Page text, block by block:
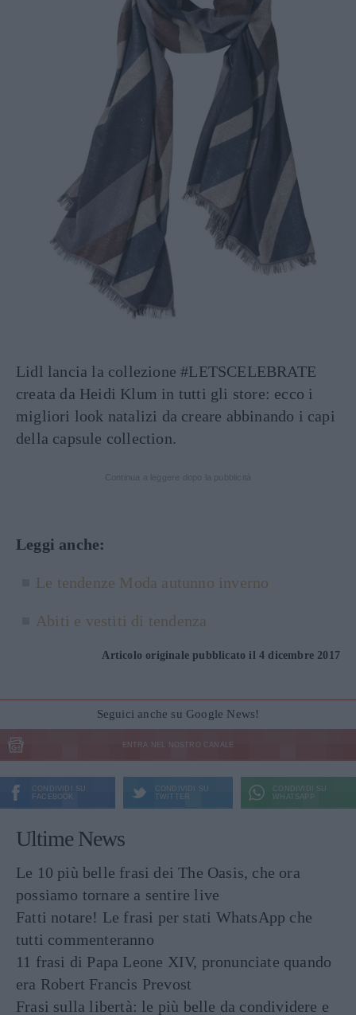
Lidl lancia la collezione #LETSCELEBRATE
creata da Heidi Klum in tutti gli store: ecco i
migliori look natalizi da creare abbinando i capi
della capsule collection.
Leggi anche:
Le tendenze Moda autunno inverno
Abiti e vestiti di tendenza
Articolo originale pubblicato il 4 dicembre 2017
Seguici anche su Google News!
ENTRA NEL NOSTRO CANALE
CONDIVIDI SU
FACEBOOK
CONDIVIDI SU
TWITTER
CONDIVIDI SU
WHATSAPP
Ultime News
Le 10 più belle frasi dei The Oasis, che ora
possiamo tornare a sentire live
Fatti notare! Le frasi per stati WhatsApp che
tutti commenteranno
11 frasi di Papa Leone XIV, pronunciate quando
era Robert Francis Prevost
Frasi sulla libertà: le più belle da condividere e